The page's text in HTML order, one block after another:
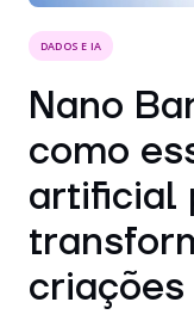
DADOS E IA
Nano
como
artificial
criações